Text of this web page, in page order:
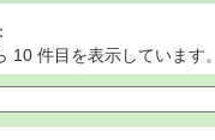
10 件目を表示しています